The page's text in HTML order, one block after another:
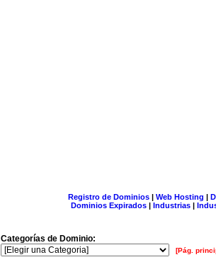
Registro de Dominios| Web Hosting |
Dominios Expirados | Industrias |
Categorías de Dominio:
[Pág.